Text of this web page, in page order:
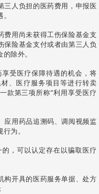
三人负担的医药费用，申报医
费用尚未获得工伤保险基金支
保险基金支付或者由第三人负
除外。
受医疗保障待遇的机会，将
、医疗服务项目等进行转卖
款第三项所称“利用享受医疗
应用药品追溯码、调阅视频监
为。
，可以认定存在以骗取医疗
构开具的医药服务单据、处方